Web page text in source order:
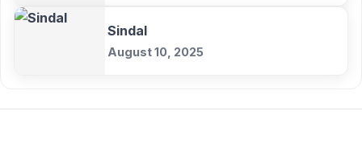
Sindal
August 10, 2025